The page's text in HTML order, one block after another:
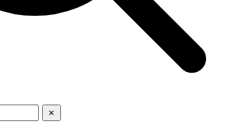
×